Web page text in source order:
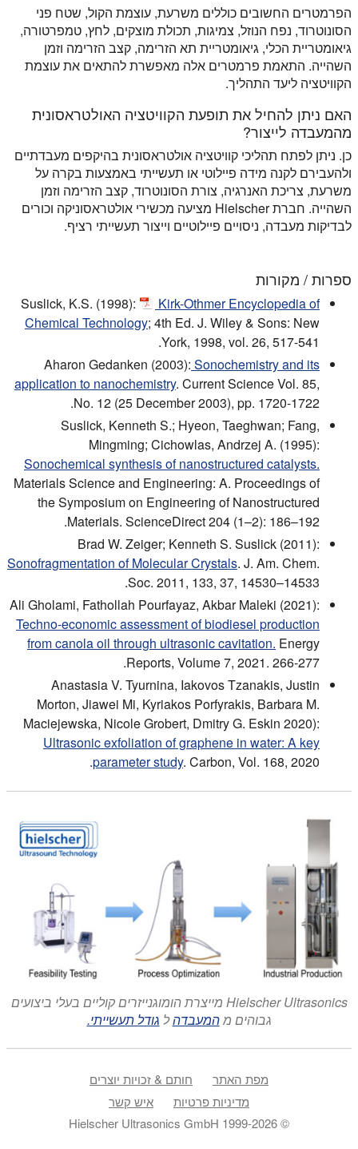
הפרמטרים החשובים כוללים משרעת, עוצמת הקול, שטח פני
הסונוטרוד, נפח הנוזל, צמיגות, תכולת מוצקים, לחץ, טמפרטורה,
גיאומטריית הכלי, גיאומטריית תא הזרימה, קצב הזרימה וזמן
השהייה. התאמת פרמטרים אלה מאפשרת להתאים את עוצמת
הקוויטציה ליעד התהליך.
האם ניתן להחיל את תופעת הקוויטציה האולטראסונית
מהמעבדה לייצור?
כן. ניתן לפתח תהליכי קוויטציה אולטראסונית בהיקפים מעבדתיים
ולהעבירם לקנה מידה פיילוטי או תעשייתי באמצעות בקרה על
משרעת, צריכת האנרגיה, צורת הסונוטרוד, קצב הזרימה וזמן
השהייה. חברת Hielscher מציעה מכשירי אולטראסוניקה וכורים
לבדיקות מעבדה, ניסויים פיילוטיים וייצור תעשייתי רציף.
ספרות / מקורות
Suslick, K.S. (1998):
Kirk-Othmer Encyclopedia of
Chemical Technology; 4th Ed. J. Wiley & Sons: New
York, 1998, vol. 26, 517-541.
Aharon Gedanken (2003): Sonochemistry and its
application to nanochemistry. Current Science Vol. 85,
No. 12 (25 December 2003), pp. 1720-1722.
Suslick, Kenneth S.; Hyeon, Taeghwan; Fang,
Mingming; Cichowlas, Andrzej A. (1995):
Sonochemical synthesis of nanostructured catalysts.
Materials Science and Engineering: A. Proceedings of
the Symposium on Engineering of Nanostructured
Materials. ScienceDirect 204 (1–2): 186–192.
Brad W. Zeiger; Kenneth S. Suslick (2011):
Sonofragmentation of Molecular Crystals. J. Am. Chem.
Soc. 2011, 133, 37, 14530–14533.
Ali Gholami, Fathollah Pourfayaz, Akbar Maleki (2021):
Techno-economic assessment of biodiesel production
from canola oil through ultrasonic cavitation. Energy
Reports, Volume 7, 2021. 266-277.
Anastasia V. Tyurnina, Iakovos Tzanakis, Justin
Morton, Jiawei Mi, Kyriakos Porfyrakis, Barbara M.
Maciejewska, Nicole Grobert, Dmitry G. Eskin 2020):
Ultrasonic exfoliation of graphene in water: A key
parameter study. Carbon, Vol. 168, 2020.
Hielscher Ultrasonics מייצרת הומוגנייזרים קוליים בעלי ביצועים
גבוהים מהמעבדהל גודל תעשייתי.
מפת האתר
חותם & זכויות יוצרים
מדיניות פרטיות
איש קשר
© 1999-2026 Hielscher Ultrasonics GmbH